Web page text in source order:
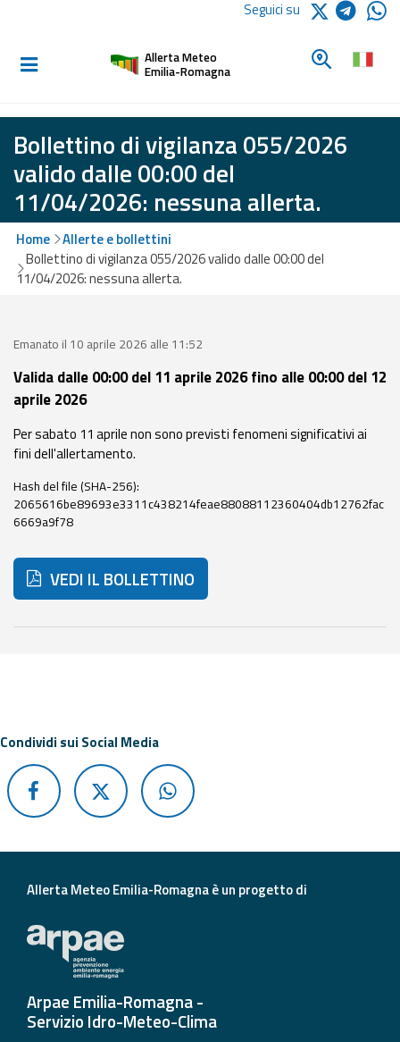
Informati e
Allerte E
Bollettini
Allerte e
Bollettini
Meteo
Valanghe
Monitoraggio
eventi
Previsioni e dati
Previsioni meteo e
marine
Dati osservati
Operativi
Report
Informazioni
Domande
frequenti
Guida per gli
sviluppatori
Seguici su
Allerta Meteo
Emilia-Romagna
Cerca un
Bollettino di vigilanza 055/2026
valido dalle 00:00 del
11/04/2026: nessuna allerta.
Home
Allerte e bollettini
Bollettino di vigilanza 055/2026 valido dalle 00:00 del
11/04/2026: nessuna allerta.
Emanato il 10 aprile 2026 alle 11:52
Valida dalle 00:00 del 11 aprile 2026 fino alle 00:00 del 12
aprile 2026
Per sabato 11 aprile non sono previsti fenomeni significativi ai
fini dell'allertamento.
Hash del file (SHA-256):
2065616be89693e3311c438214feae88088112360404db12762fac
6669a9f78
VEDI IL BOLLETTINO
Condividi sui Social Media
Allerta Meteo Emilia-Romagna è un progetto di
Arpae Emilia-Romagna -
Servizio Idro-Meteo-Clima